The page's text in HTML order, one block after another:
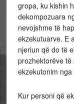
gropa, ku kishin
dekompozuara
nevojshme të
ekzekutuarve. E
njeriun që do të
prozhektorëve
ekzekutonim
Kur personi që